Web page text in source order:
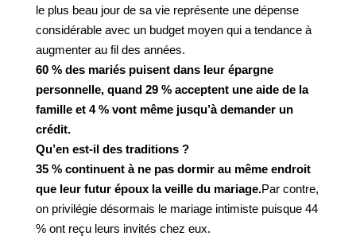
le plus beau jour de sa vie représente une dépense
considérable avec un budget moyen qui a tendance à
augmenter au fil des années.
60 % des mariés puisent dans leur épargne
personnelle, quand 29 % acceptent une aide de la
famille et 4 % vont même jusqu’à demander un
crédit.
Qu’en est-il des traditions ?
35 % continuent à ne pas dormir au même endroit
que leur futur époux la veille du mariage.Par contre,
on privilégie désormais le mariage intimiste puisque 44
% ont reçu leurs invités chez eux.